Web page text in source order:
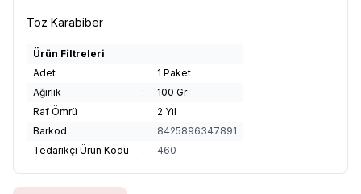
Toz Karabiber
Ürün Filtreleri
Adet
:
1 Paket
Ağırlık
:
100 Gr
Raf Ömrü
:
2 Yıl
Barkod
:
8425896347891
Tedarikçi Ürün Kodu
: 460